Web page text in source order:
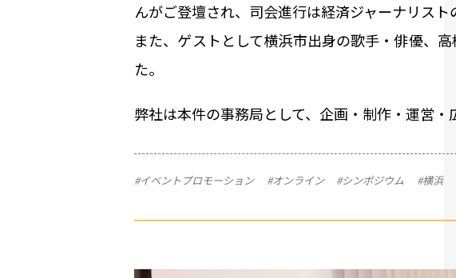
んがご登壇され、司会進行は経済ジャーナリスト
また、ゲストとして横浜市出身の歌手・俳優、
た。
弊社は本件の事務局として、企画・制作・運営・
#イベントプロモーション #オンライン #シンポジウム #横浜